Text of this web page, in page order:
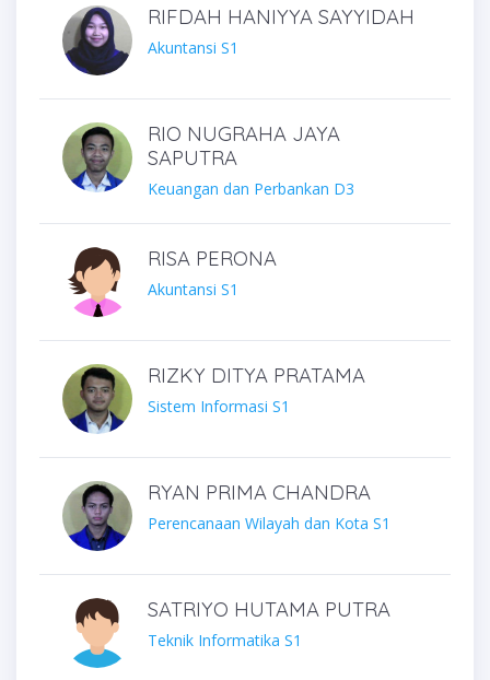
RIFDAH HANIYYA SAYYIDAH
Akuntansi S1
RIO NUGRAHA JAYA
SAPUTRA
Keuangan dan Perbankan D3
RISA PERONA
Akuntansi S1
RIZKY DITYA PRATAMA
Sistem Informasi S1
RYAN PRIMA CHANDRA
Perencanaan Wilayah dan Kota S1
SATRIYO HUTAMA PUTRA
Teknik Informatika S1